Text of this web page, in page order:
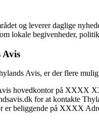
og leverer daglige
lokale begivenheder,
Avis, er der flere
hovedkontor på XXXX
for at kontakte
er beliggende på XXXX